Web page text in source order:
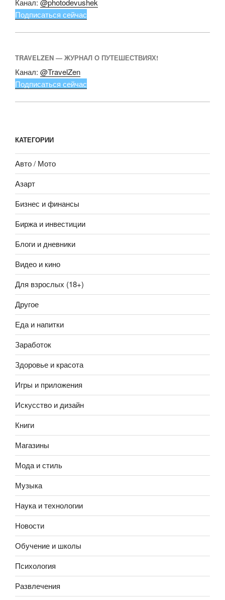
Канал: @photodevushek
Подписаться сейчас
TRAVELZEN — ЖУРНАЛ О ПУТЕШЕСТВИЯХ!
Канал: @TravelZen
Подписаться сейчас
КАТЕГОРИИ
Авто / Мото
Азарт
Бизнес и финансы
Биржа и инвестиции
Блоги и дневники
Видео и кино
Для взрослых (18+)
Другое
Еда и напитки
Заработок
Здоровье и красота
Игры и приложения
Искусство и дизайн
Книги
Магазины
Мода и стиль
Музыка
Наука и технологии
Новости
Обучение и школы
Психология
Развлечения